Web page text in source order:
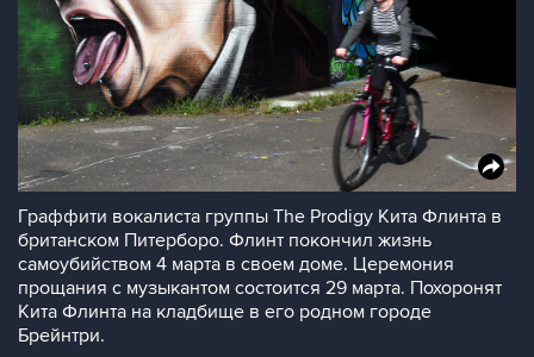
Граффити вокалиста группы The Prodigy Кита Флинта в
британском Питерборо. Флинт покончил жизнь
самоубийством 4 марта в своем доме. Церемония
прощания с музыкантом состоится 29 марта. Похоронят
Кита Флинта на кладбище в его родном городе
Брейнтри.